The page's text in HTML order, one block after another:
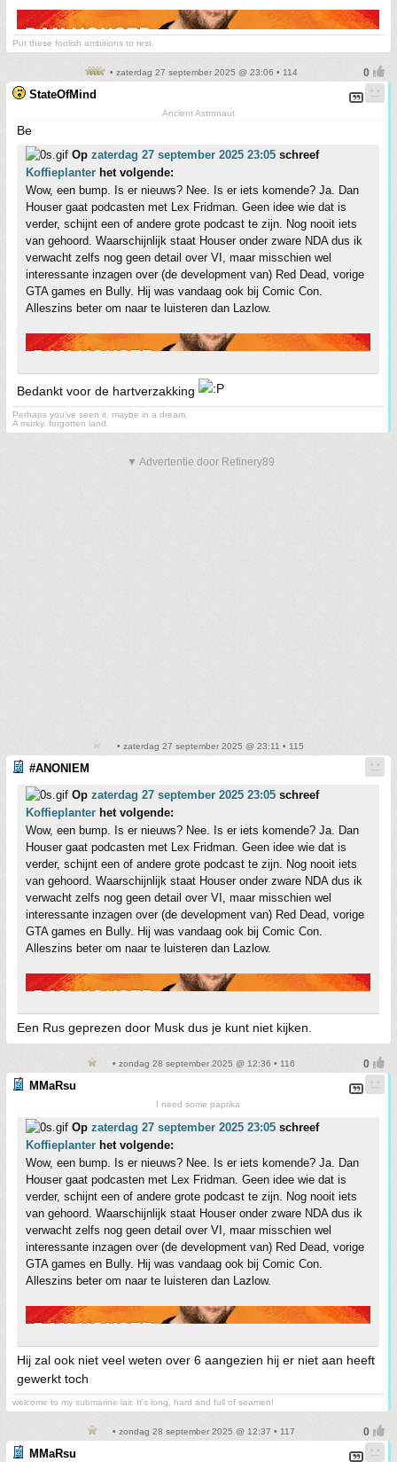
Put these foolish ambitions to rest.
• zaterdag 27 september 2025 @ 23:06 • 114
StateOfMind
Ancient Astronaut
Be
Op zaterdag 27 september 2025 23:05 schreef
Koffieplanter het volgende:
Wow, een bump. Is er nieuws? Nee. Is er iets komende? Ja. Dan
Houser gaat podcasten met Lex Fridman. Geen idee wie dat is
verder, schijnt een of andere grote podcast te zijn. Nog nooit iets
van gehoord. Waarschijnlijk staat Houser onder zware NDA dus ik
verwacht zelfs nog geen detail over VI, maar misschien wel
interessante inzagen over (de development van) Red Dead, vorige
GTA games en Bully. Hij was vandaag ook bij Comic Con.
Alleszins beter om naar te luisteren dan Lazlow.
Bedankt voor de hartverzakking
Perhaps you've seen it, maybe in a dream.
A murky, forgotten land.
▼ Advertentie door Refinery89
• zaterdag 27 september 2025 @ 23:11 • 115
#ANONIEM
Op zaterdag 27 september 2025 23:05 schreef
Koffieplanter het volgende:
Wow, een bump. Is er nieuws? Nee. Is er iets komende? Ja. Dan
Houser gaat podcasten met Lex Fridman. Geen idee wie dat is
verder, schijnt een of andere grote podcast te zijn. Nog nooit iets
van gehoord. Waarschijnlijk staat Houser onder zware NDA dus ik
verwacht zelfs nog geen detail over VI, maar misschien wel
interessante inzagen over (de development van) Red Dead, vorige
GTA games en Bully. Hij was vandaag ook bij Comic Con.
Alleszins beter om naar te luisteren dan Lazlow.
Een Rus geprezen door Musk dus je kunt niet kijken.
• zondag 28 september 2025 @ 12:36 • 116
MMaRsu
I need some paprika
Op zaterdag 27 september 2025 23:05 schreef
Koffieplanter het volgende:
Wow, een bump. Is er nieuws? Nee. Is er iets komende? Ja. Dan
Houser gaat podcasten met Lex Fridman. Geen idee wie dat is
verder, schijnt een of andere grote podcast te zijn. Nog nooit iets
van gehoord. Waarschijnlijk staat Houser onder zware NDA dus ik
verwacht zelfs nog geen detail over VI, maar misschien wel
interessante inzagen over (de development van) Red Dead, vorige
GTA games en Bully. Hij was vandaag ook bij Comic Con.
Alleszins beter om naar te luisteren dan Lazlow.
Hij zal ook niet veel weten over 6 aangezien hij er niet aan heeft
gewerkt toch
welcome to my submarine lair. It's long, hard and full of seamen!
• zondag 28 september 2025 @ 12:37 • 117
MMaRsu